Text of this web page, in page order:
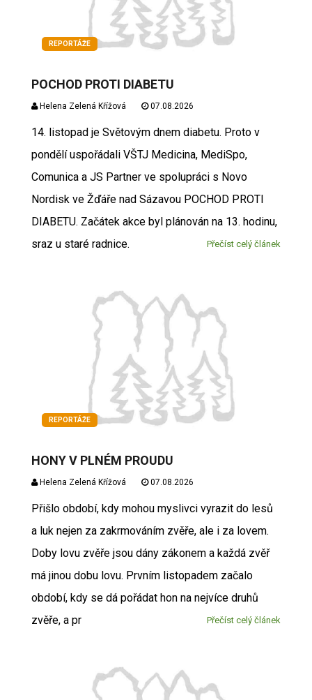
REPORTÁŽE
POCHOD PROTI DIABETU
Helena Zelená Křížová 07.08.2026
14. listopad je Světovým dnem diabetu. Proto v
pondělí uspořádali VŠTJ Medicina, MediSpo,
Comunica a JS Partner ve spolupráci s Novo
Nordisk ve Žďáře nad Sázavou POCHOD PROTI
DIABETU. Začátek akce byl plánován na 13. hodinu,
sraz u staré radnice.
Přečíst celý článek
REPORTÁŽE
HONY V PLNÉM PROUDU
Helena Zelená Křížová 07.08.2026
Přišlo období, kdy mohou myslivci vyrazit do lesů
a luk nejen za zakrmováním zvěře, ale i za lovem.
Doby lovu zvěře jsou dány zákonem a každá zvěř
má jinou dobu lovu. Prvním listopadem začalo
období, kdy se dá pořádat hon na nejvíce druhů
zvěře, a pr
Přečíst celý článek